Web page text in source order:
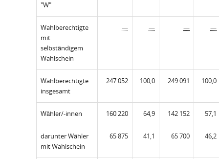
"W"
Wahlberechtigte
mit
selbständigem
Wahlschein
— — — —
Wahlberechtigte
insgesamt
247 052 100,0 249 091 100,0
Wähler/-innen 160 220 64,9 142 152 57,1
darunter Wähler
mit Wahlschein
65 875 41,1 65 700 46,2